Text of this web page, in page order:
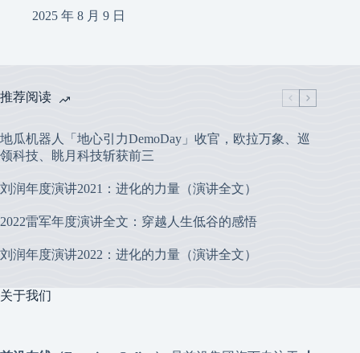
2025 年 8 月 9 日
推荐阅读
地瓜机器人「地心引力DemoDay」收官，欧拉万象、巡
领科技、眺月科技斩获前三
刘润年度演讲2021：进化的力量（演讲全文）
2022雷军年度演讲全文：穿越人生低谷的感悟
刘润年度演讲2022：进化的力量（演讲全文）
关于我们